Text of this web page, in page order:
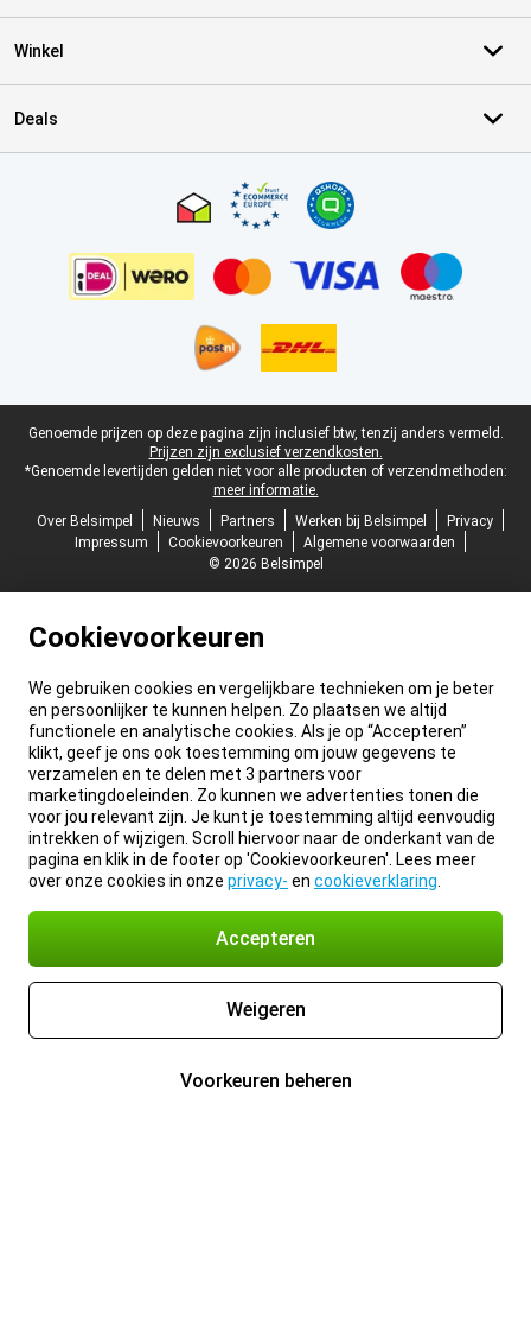
Winkel
Deals
Juridische voettekst
Genoemde prijzen op deze pagina zijn inclusief btw, tenzij anders vermeld.
Prijzen zijn exclusief verzendkosten.
*Genoemde levertijden gelden niet voor alle producten of verzendmethoden:
meer informatie.
Over Belsimpel
Nieuws Partners Werken bij Belsimpel
Privacy
Impressum
Cookievoorkeuren
Algemene voorwaarden
© 2026 Belsimpel
Cookievoorkeuren
We gebruiken cookies en vergelijkbare technieken om je beter
en persoonlijker te kunnen helpen. Zo plaatsen we altijd
functionele en analytische cookies. Als je op “Accepteren”
klikt, geef je ons ook toestemming om jouw gegevens te
verzamelen en te delen met 3 partners voor
marketingdoeleinden. Zo kunnen we advertenties tonen die
voor jou relevant zijn. Je kunt je toestemming altijd eenvoudig
intrekken of wijzigen. Scroll hiervoor naar de onderkant van de
pagina en klik in de footer op 'Cookievoorkeuren'. Lees meer
over onze cookies in onze privacy- en cookieverklaring
Accepteren
Weigeren
Voorkeuren beheren